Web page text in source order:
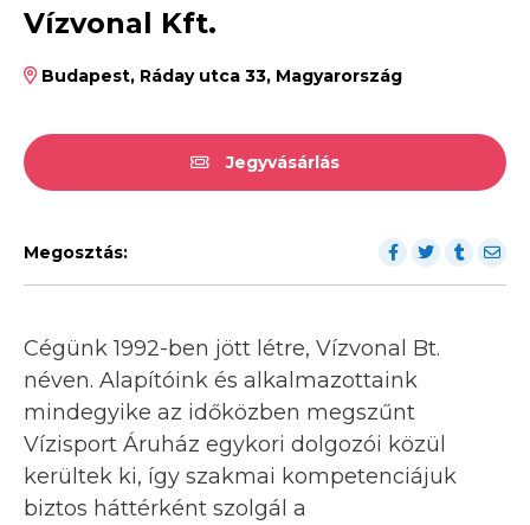
Vízvonal Kft.
Budapest, Ráday utca 33, Magyarország
Jegyvásárlás
Megosztás:
Cégünk 1992-ben jött létre, Vízvonal Bt.
néven. Alapítóink és alkalmazottaink
mindegyike az időközben megszűnt
Vízisport Áruház egykori dolgozói közül
kerültek ki, így szakmai kompetenciájuk
biztos háttérként szolgál a